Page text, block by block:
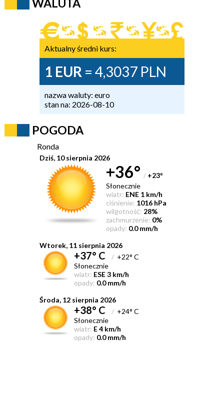
WALUTA
Aktualny średni kurs:
1 EUR = 4,3037 PLN
nazwa waluty: euro
stan na: 2026-08-10
POGODA
Ronda
Dziś, 10 sierpnia 2026
+36° / +23°
Słonecznie
wiatr: ENE 1 km/h
ciśnienie: 1016 hPa
wilgotność: 28%
zachmurzenie: 0%
opady: 0.0 mm/h
Wtorek, 11 sierpnia 2026
+37° C /+22° C
Słonecznie
wiatr: ESE 3 km/h
opady: 0.0 mm/h
Środa, 12 sierpnia 2026
+38° C /+24° C
Słonecznie
wiatr: E 4 km/h
opady: 0.0 mm/h